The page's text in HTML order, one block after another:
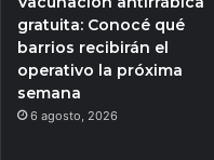
gratuita: Conocé qué
barrios recibirán el
operativo la próxima
semana
6 agosto, 2026